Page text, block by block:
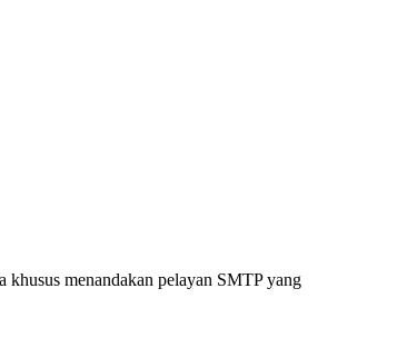
khusus menandakan pelayan SMTP yang